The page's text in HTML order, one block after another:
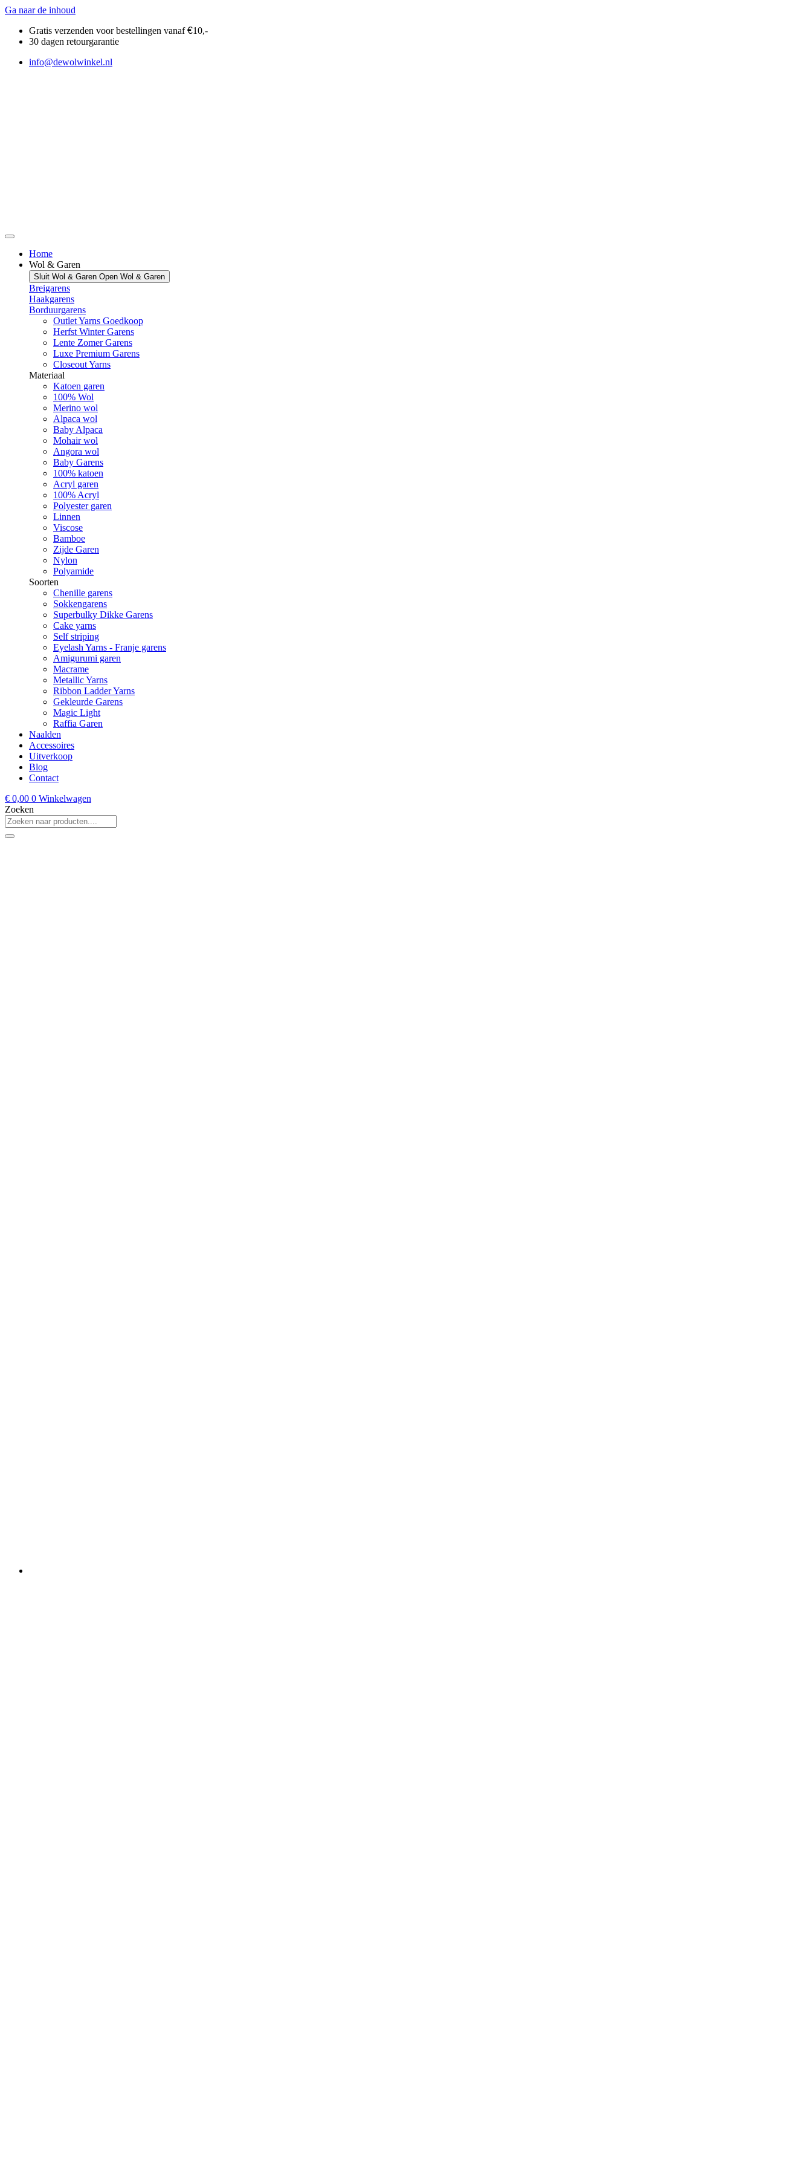
Ga naar de inhoud
Gratis verzenden voor bestellingen vanaf€10,-
30 dagen retourgarantie
info@dewolwinkel.nl
Home
Wol & Garen
Sluit Wol & Garen Open Wol & Garen
Breigarens
Haakgarens
Borduurgarens
Outlet Yarns Goedkoop
Herfst Winter Garens
Lente Zomer Garens
Luxe Premium Garens
Closeout Yarns
Materiaal
Katoen garen
100% Wol
Merino wol
Alpaca wol
Baby Alpaca
Mohair wol
Angora wol
Baby Garens
100% katoen
Acryl garen
100% Acryl
Polyester garen
Linnen
Viscose
Bamboe
Zijde Garen
Nylon
Polyamide
Soorten
Chenille garens
Sokkengarens
Superbulky Dikke Garens
Cake yarns
Self striping
Eyelash Yarns - Franje garens
Amigurumi garen
Macrame
Metallic Yarns
Ribbon Ladder Yarns
Gekleurde Garens
Magic Light
Raffia Garen
Naalden
Accessoires
Uitverkoop
Blog
Contact
€ 0,00 0 Winkelwagen
Zoeken